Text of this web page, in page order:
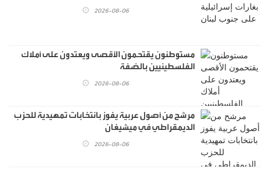
2026-08-06
مستوطنون يقتحمون الأقصى ويعتدون على أملاك
الفلسطينيين بالضفة
2026-08-06
مرشح من أصول عربية يفوز بانتخابات تمهيدية للحزب
الديمقراطي في ميشيغان
2026-08-06